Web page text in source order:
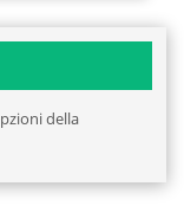
della